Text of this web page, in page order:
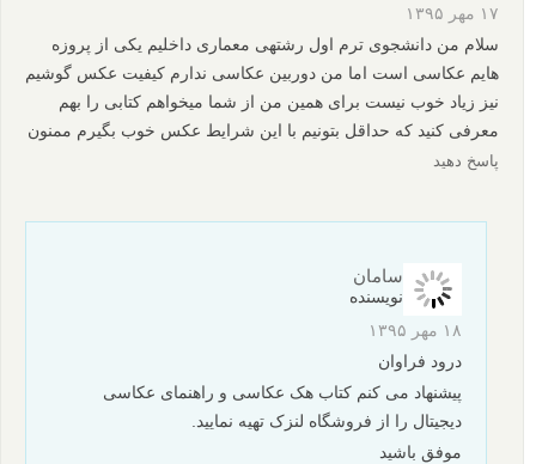
برچسب ها دوربین ها و تجهیزات عکاسی با موبایل
بیشتر بخوانید:
iPhone گرفته شده اند
ساز
عکاسی با موبایل یک معلم فوق العاده است